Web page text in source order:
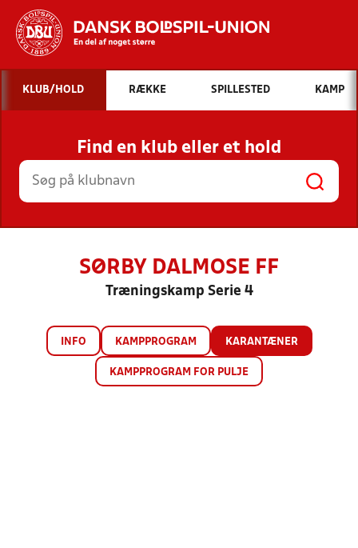
Hvad vil du søge efter?
INDHOLD OG NYHEDER
STILLINGER, RESULTATER, KLUBBER OG
HOLD
KLUB/HOLD RÆKKE SPILLESTED KAMP
Find en klub eller et hold
SØRBY DALMOSE FF
Træningskamp Serie 4
INFO KAMPPROGRAM KARANTÆNER
KAMPPROGRAM FOR PULJE